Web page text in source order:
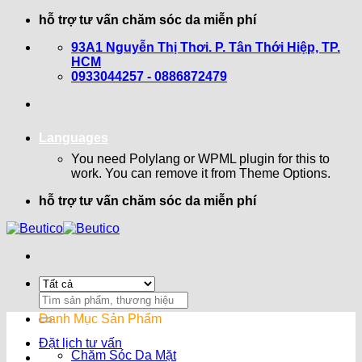
hỗ trợ tư vấn chăm sóc da miễn phí
93A1 Nguyễn Thị Thơi. P. Tân Thới Hiệp, TP.
HCM
0933044257 - 0886872479
Languages
You need Polylang or WPML plugin for this to
work. You can remove it from Theme Options.
hỗ trợ tư vấn chăm sóc da miễn phí
Search
for:
Đặt lịch tư vấn
Danh Mục Sản Phẩm
Chăm Sóc Da Mặt